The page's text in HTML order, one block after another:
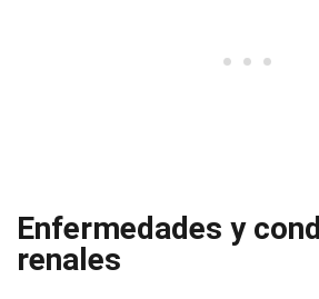
Enfermedades y
renales